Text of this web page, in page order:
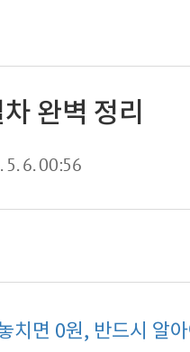
완벽 정리
5. 6. 00:56
치면 0원, 반드시 알